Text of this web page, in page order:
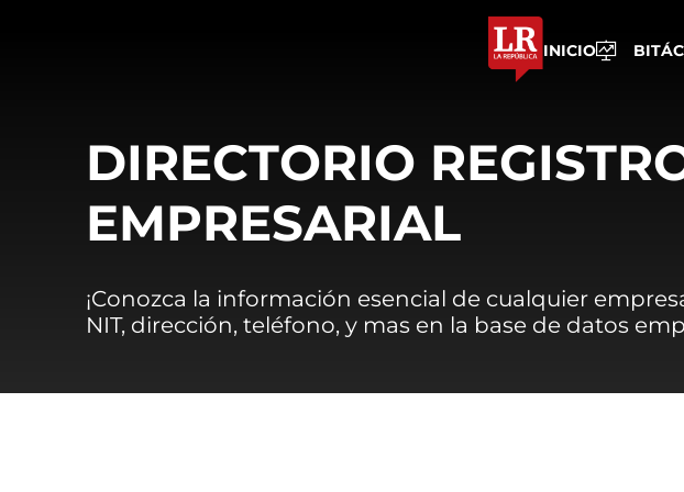
INICIO
DIRECTORIO
EMPRESARIAL
¡Conozca la información esencial de cualquier
NIT, dirección, teléfono, y mas en la base de datos